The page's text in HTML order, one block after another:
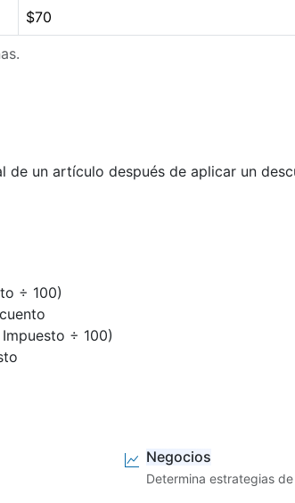
$70
un artículo después de aplicar un
÷ 100)
÷ 100)
Negocios
Determina estrategias